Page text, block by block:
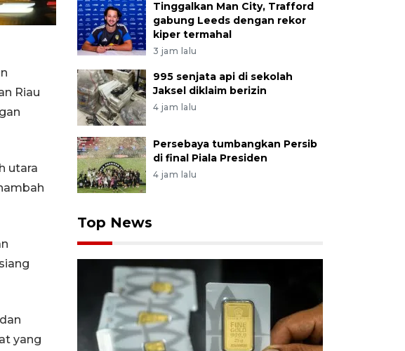
Riau
utara
yang
Tinggalkan Man City, Trafford
gabung Leeds dengan rekor
kiper termahal
3 jam lalu
995 senjata api di sekolah
Jaksel diklaim berizin
4 jam lalu
Persebaya tumbangkan Persib
di final Piala Presiden
4 jam lalu
Top News